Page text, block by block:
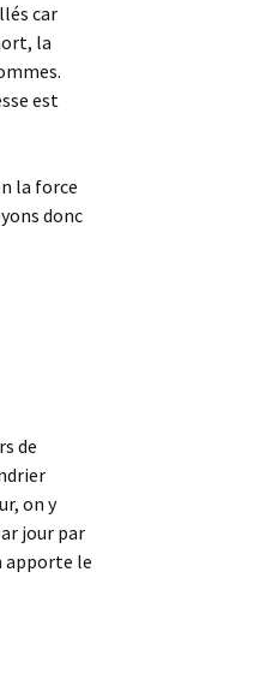
car
la
est
la force
donc
de
on y
jour par
apporte le